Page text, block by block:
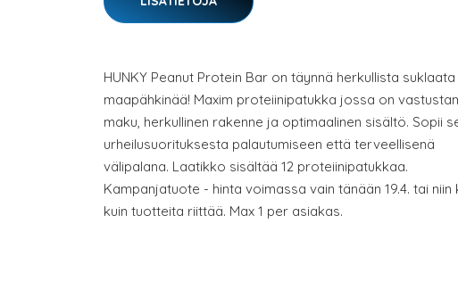
HUNKY Peanut Protein Bar on täynnä herkullista
maapähkinää! Maxim proteiinipatukka jossa on
maku, herkullinen rakenne ja optimaalinen sisältö. Sopii
urheilusuorituksesta palautumiseen että terveellisenä
välipalana. Laatikko sisältää 12 proteiinipatukkaa.
Kampanjatuote - hinta voimassa vain tänään 19.4. tai niin
kuin tuotteita riittää. Max 1 per asiakas.